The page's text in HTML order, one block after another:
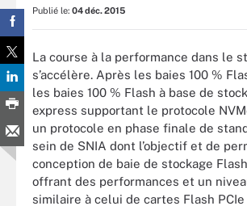
Publié le: 04 déc. 2015
La course à la performance dans le
s’accélère. Après les baies 100 %
les baies 100 % Flash à base de
express supportant le protocole
un protocole en phase finale de
sein de SNIA dont l’objectif et de
conception de baie de stockage
offrant des performances et un
similaire à celui de cartes Flash PCIe